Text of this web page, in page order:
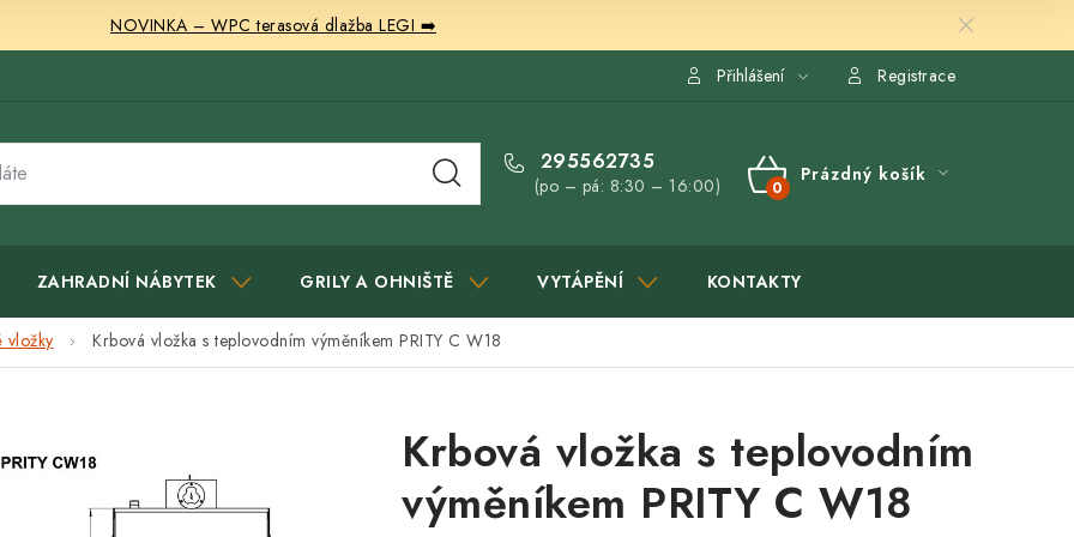
NOVINKA – WPC terasová dlažba LEGI ➡️
Přihlášení Registrace
295562735
(po – pá: 8:30 – 16:00)
NÁKUPNÍ
Prázdný košík
ZAHRADNÍ NÁBYTEK GRILY A OHNIŠTĚ VYTÁPĚNÍ KONTAKTY
vložky Krbová vložka s teplovodním výměníkem PRITY C W18
Krbová vložka s teplovodním
výměníkem PRITY C W18